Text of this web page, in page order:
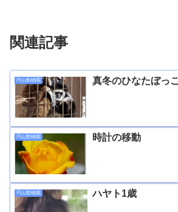
関連記事
円山動物園 真冬のひなたぼっこ
円山動物園 時計の移動
円山動物園 ハヤト1歳